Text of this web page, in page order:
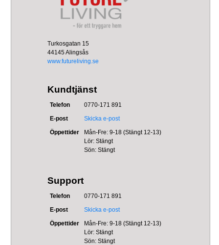
Turkosgatan 15
44145 Alingsås
www.futureliving.se
Kundtjänst
Telefon
0770-171 891
E-post
Skicka e-post
Öppettider
Mån-Fre: 9-18 (Stängt 12-13)
Lör: Stängt
Sön: Stängt
Support
Telefon
0770-171 891
E-post
Skicka e-post
Öppettider
Mån-Fre: 9-18 (Stängt 12-13)
Lör: Stängt
Sön: Stängt